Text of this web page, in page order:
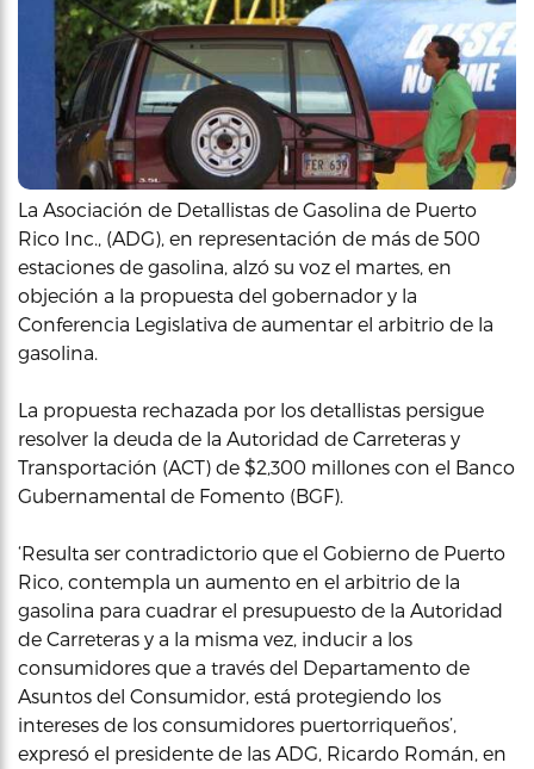
La Asociación de Detallistas de Gasolina de Puerto
Rico Inc., (ADG), en representación de más de 500
estaciones de gasolina, alzó su voz el martes, en
objeción a la propuesta del gobernador y la
Conferencia Legislativa de aumentar el arbitrio de la
gasolina.
La propuesta rechazada por los detallistas persigue
resolver la deuda de la Autoridad de Carreteras y
Transportación (ACT) de $2,300 millones con el Banco
Gubernamental de Fomento (BGF).
‘Resulta ser contradictorio que el Gobierno de Puerto
Rico, contempla un aumento en el arbitrio de la
gasolina para cuadrar el presupuesto de la Autoridad
de Carreteras y a la misma vez, inducir a los
consumidores que a través del Departamento de
Asuntos del Consumidor, está protegiendo los
intereses de los consumidores puertorriqueños’,
expresó el presidente de las ADG, Ricardo Román, en